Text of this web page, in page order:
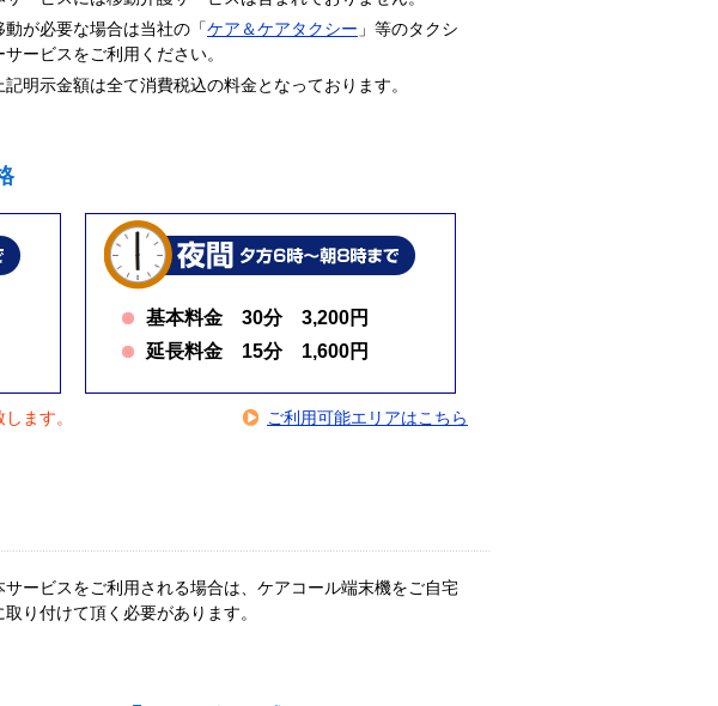
動が必要な場合は当社の「ケア＆ケアタクシー 」等のタクシ
サービスをご利用ください。
記明示金額は全て消費税込の料金となっております。
基本料金 30分 3,200円
延長料金 15分 1,600円
ご利用可能エリアはこちら
ます。
サービスをご利用される場合は、ケアコール端末機をご自宅
取り付けて頂く必要があります。